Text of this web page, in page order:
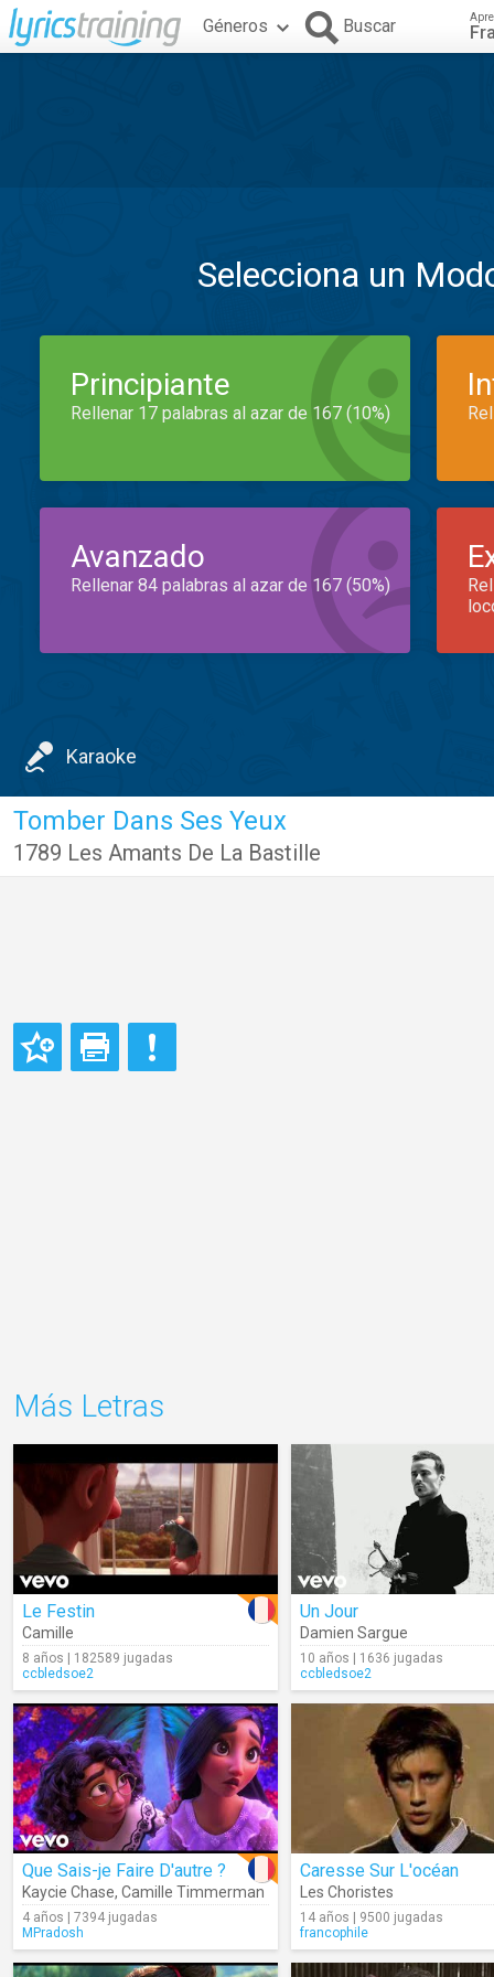
Géneros Buscar
Selecciona un
Principiante
Rellenar 17 palabras al azar de 167 (10%)
Avanzado
Rellenar 84 palabras al azar de 167 (50%)
Karaoke
Tomber Dans Ses Yeux
1789 Les Amants De La Bastille
Más Letras
Le Festin
Camille
8 años | 182589 jugadas
ccbledsoe2
Un Jour
Damien Sargue
10 años | 1636 jugadas
ccbledsoe2
Que Sais-je Faire D'autre ?
Kaycie Chase, Camille Timmerman
4 años | 7394 jugadas
MPradosh
Caresse Sur L'océan
Les Choristes
14 años | 9500 jugadas
francophile